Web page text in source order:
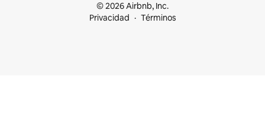
© 2026 Airbnb, Inc.
Privacidad
Términos